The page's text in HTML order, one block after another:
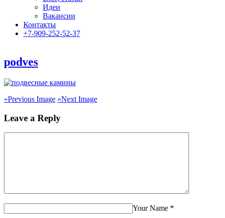
Идеи
Вакансии
Контакты
+7-909-252-52-37
podves
«Previous Image »Next Image
Leave a Reply
Your Name *